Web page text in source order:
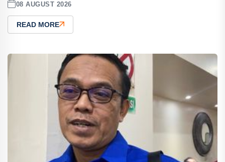
08 AUGUST 2026
READ MORE